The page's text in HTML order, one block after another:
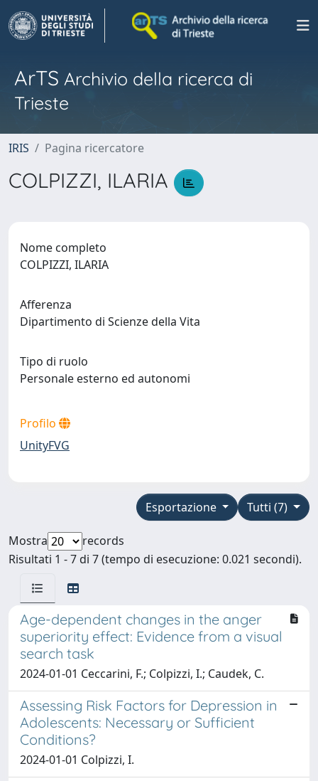
ArTS Archivio della ricerca di
Trieste
IRIS Pagina ricercatore
COLPIZZI, ILARIA
Nome completo
COLPIZZI, ILARIA
Afferenza
Dipartimento di Scienze della Vita
Tipo di ruolo
Personale esterno ed autonomi
Profilo
UnityFVG
Tutti (7)
Esportazione
Mostra
records
Risultati 1 - 7 di 7 (tempo di esecuzione: 0.021 secondi).
Age-dependent changes in the anger
superiority effect: Evidence from a visual
search task
2024-01-01 Ceccarini, F.; Colpizzi, I.; Caudek, C.
Assessing Risk Factors for Depression in
Adolescents: Necessary or Sufficient
Conditions?
2024-01-01 Colpizzi, I.